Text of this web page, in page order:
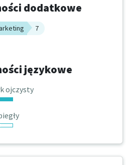
dodatkowe
7
językowe
ojczysty